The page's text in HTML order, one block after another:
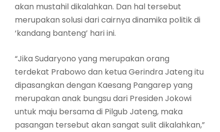
akan mustahil dikalahkan. Dan hal tersebut
merupakan solusi dari cairnya dinamika politik di
‘kandang banteng’ hari ini.
“Jika Sudaryono yang merupakan orang
terdekat Prabowo dan ketua Gerindra Jateng itu
dipasangkan dengan Kaesang Pangarep yang
merupakan anak bungsu dari Presiden Jokowi
untuk maju bersama di Pilgub Jateng, maka
pasangan tersebut akan sangat sulit dikalahkan,”